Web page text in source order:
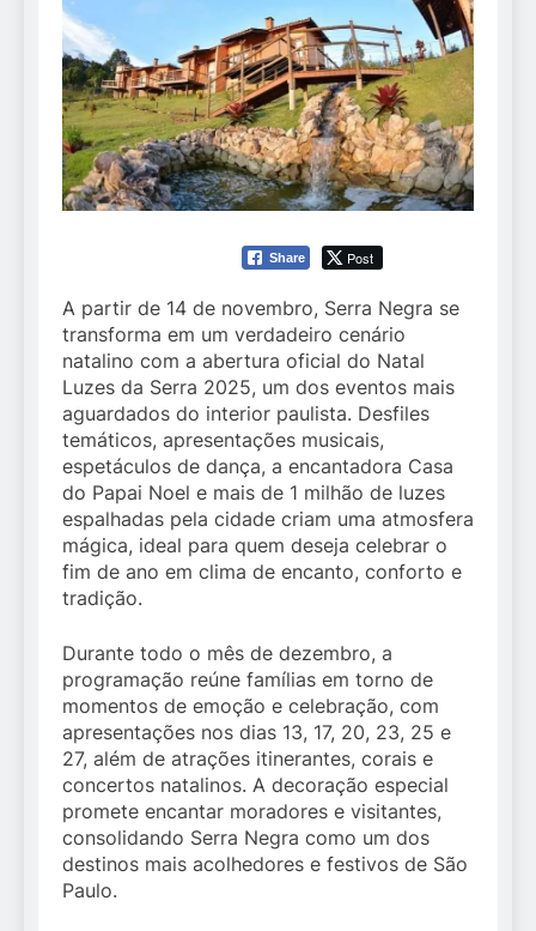
Share Post
A partir de 14 de novembro, Serra Negra se
transforma em um verdadeiro cenário
natalino com a abertura oficial do Natal
Luzes da Serra 2025, um dos eventos mais
aguardados do interior paulista. Desfiles
temáticos, apresentações musicais,
espetáculos de dança, a encantadora Casa
do Papai Noel e mais de 1 milhão de luzes
espalhadas pela cidade criam uma atmosfera
mágica, ideal para quem deseja celebrar o
fim de ano em clima de encanto, conforto e
tradição.
Durante todo o mês de dezembro, a
programação reúne famílias em torno de
momentos de emoção e celebração, com
apresentações nos dias 13, 17, 20, 23, 25 e
27, além de atrações itinerantes, corais e
concertos natalinos. A decoração especial
promete encantar moradores e visitantes,
consolidando Serra Negra como um dos
destinos mais acolhedores e festivos de São
Paulo.